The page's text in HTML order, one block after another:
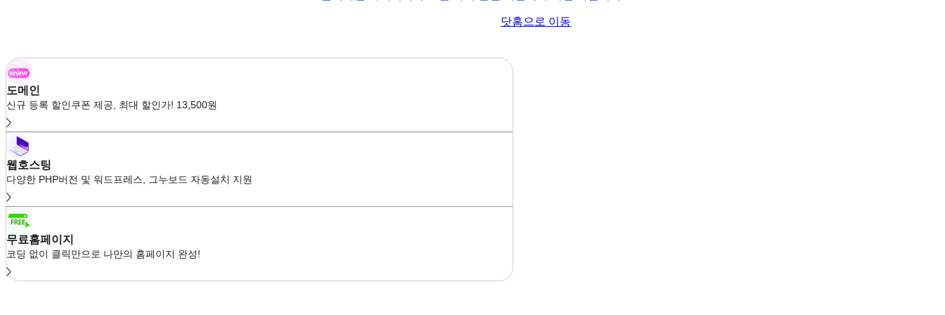
닷홈으로 이동
도메인
신규 등록 할인쿠폰 제공, 최대 할인가! 13,500원
웹호스팅
다양한 PHP버전 및 워드프레스, 그누보드 자동설치 지원
무료홈페이지
코딩 없이 클릭만으로 나만의 홈페이지 완성!